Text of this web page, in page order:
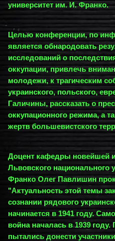
университет им. И. Франко.
Целью конференции, по
является обнародовать
исследований о
оккупации, привлечь
молодежи, к трагическим
украинского, польского,
Галичины, рассказать о
оккупационного режима, а
жертв большевистского
Доцент кафедры новейшей
Львовского национального
Франко Олег Павлишин
"Актуальность этой темы
сознании рядового
начинается в 1941 году.
война началась в 1939
пытались донести